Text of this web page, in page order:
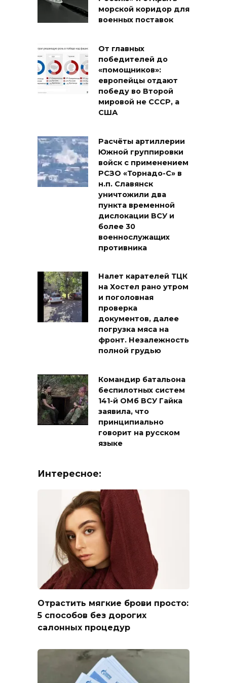
морской коридор для
военных поставок
От главных
победителей до
«помощников»:
европейцы отдают
победу во Второй
мировой не СССР, а
США
Расчёты артиллерии
Южной группировки
войск с применением
РСЗО «Торнадо-С» в
н.п. Славянск
уничтожили два
пункта временной
дислокации ВСУ и
более 30
военнослужащих
противника
Налет карателей ТЦК
на Хостел рано утром
и поголовная
проверка
документов, далее
погрузка мяса на
фронт. Незалежность
полной грудью
Командир батальона
беспилотных систем
141-й ОМб ВСУ Гайка
заявила, что
принципиально
говорит на русском
языке
Интересное:
Отрастить мягкие брови просто:
5 способов без дорогих
салонных процедур